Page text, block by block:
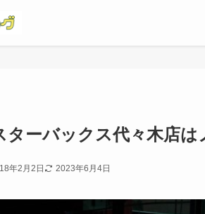
ターバックス代々木店
年2月2日 2023年6月4日